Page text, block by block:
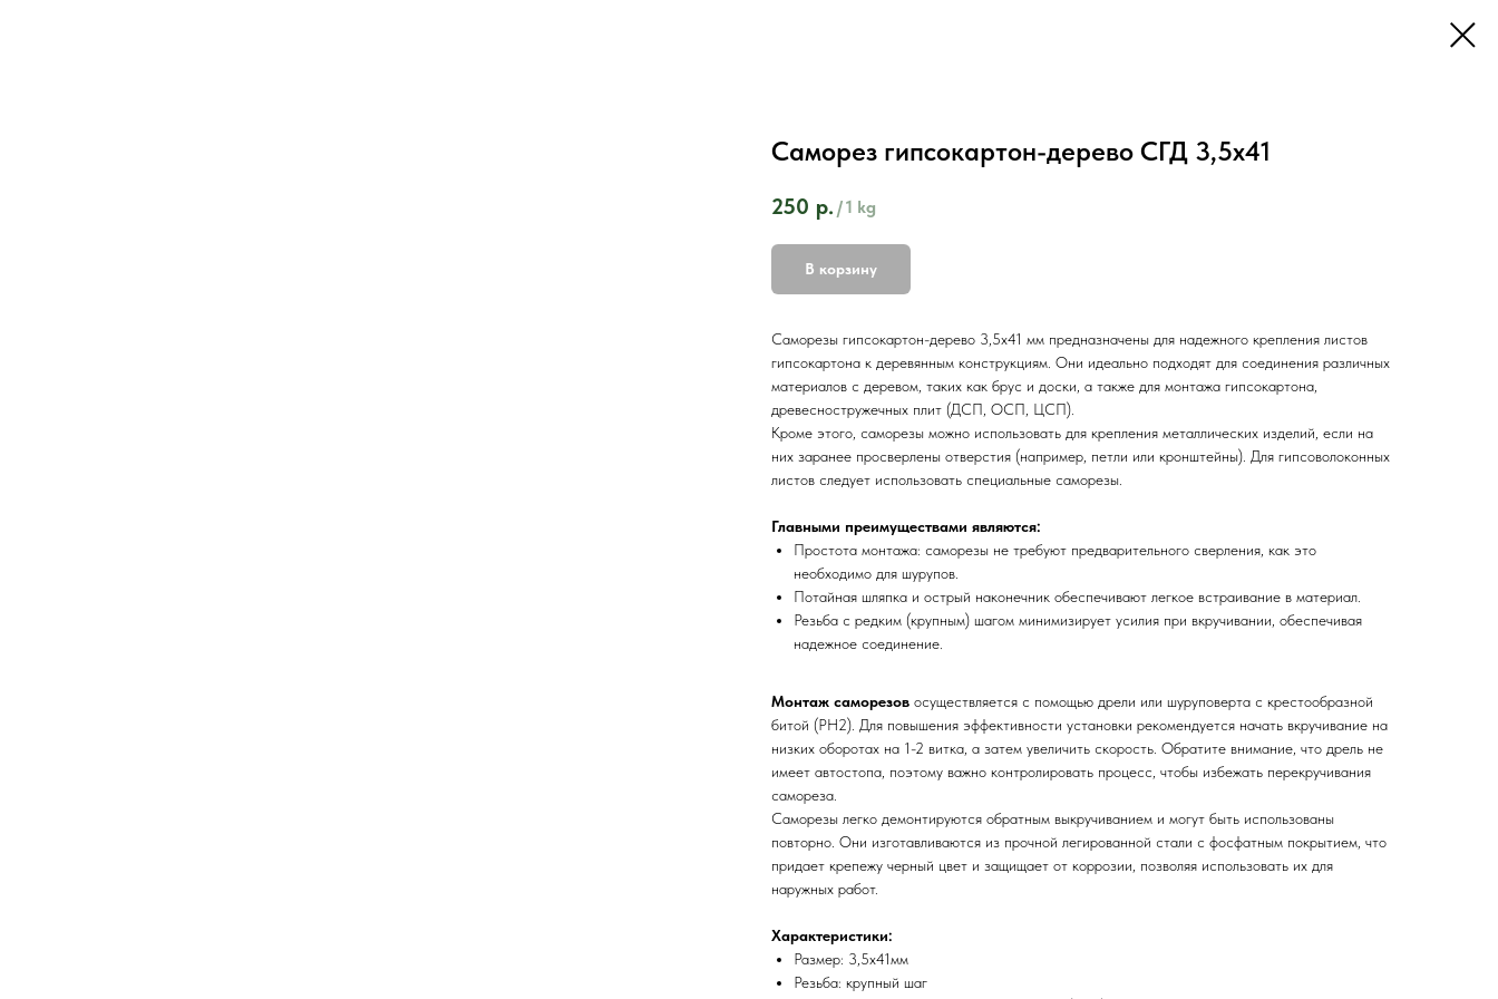
Саморез гипсокартон-дерево СГД 3,5х41
250 р. /1 kg
В корзину
Саморезы гипсокартон-дерево 3,5х41 мм предназначены для надежного крепления листов
гипсокартона к деревянным конструкциям. Они идеально подходят для соединения различных
материалов с деревом, таких как брус и доски, а также для монтажа гипсокартона,
древесностружечных плит (ДСП, ОСП, ЦСП).
Кроме этого, саморезы можно использовать для крепления металлических изделий, если на
них заранее просверлены отверстия (например, петли или кронштейны). Для гипсоволоконных
листов следует использовать специальные саморезы.
Главными преимуществами являются:
Простота монтажа: саморезы не требуют предварительного сверления, как это
необходимо для шурупов.
Потайная шляпка и острый наконечник обеспечивают легкое встраивание в материал.
Резьба с редким (крупным) шагом минимизирует усилия при вкручивании, обеспечивая
надежное соединение.
Монтаж саморезов осуществляется с помощью дрели или шуруповерта с крестообразной
битой (PH2). Для повышения эффективности установки рекомендуется начать вкручивание на
низких оборотах на 1-2 витка, а затем увеличить скорость. Обратите внимание, что дрель не
имеет автостопа, поэтому важно контролировать процесс, чтобы избежать перекручивания
самореза.
Саморезы легко демонтируются обратным выкручиванием и могут быть использованы
повторно. Они изготавливаются из прочной легированной стали с фосфатным покрытием, что
придает крепежу черный цвет и защищает от коррозии, позволяя использовать их для
наружных работ.
Характеристики:
Размер: 3,5х41мм
Резьба: крупный шаг